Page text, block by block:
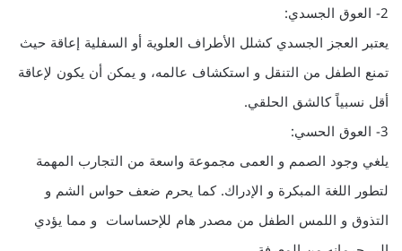
2- العوق الجسدي:
يعتبر العجز الجسدي كشلل الأطراف العلوية أو السفلية إعاقة حيث
تمنع الطفل من التنقل و استكشاف عالمه، و يمكن أن يكون لإعاقة
أقل نسبياً كالشق الحلقي.
3- العوق الحسي:
يلغي وجود الصمم و العمى مجموعة واسعة من التجارب المهمة
لتطور اللغة المبكرة و الإدراك. كما يحرم ضعف حواس الشم و
التذوق و اللمس الطفل من مصدر هام للإحساسات و مما يؤدي